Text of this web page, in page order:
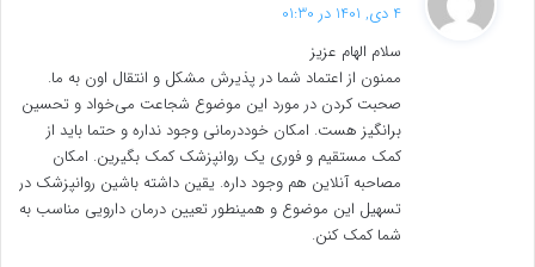
ت
:
4 دی, 1401 در 01:30
سلام الهام عزیز
ممنون از اعتماد شما در پذیرش مشکل و انتقال اون به ما.
صحبت کردن در مورد این موضوع شجاعت می‌خواد و تحسین
برانگیز هست. امکان خوددرمانی وجود نداره و حتما باید از
کمک مستقیم و فوری یک روانپزشک کمک بگیرین. امکان
مصاحبه آنلاین هم وجود داره. یقین داشته باشین روانپزشک در
تسهیل این موضوع و همینطور تعیین درمان دارویی مناسب به
شما کمک کنن.